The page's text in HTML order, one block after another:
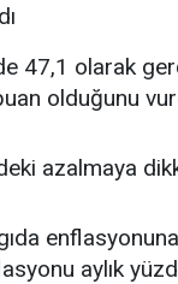
47,1 olarak
olduğunu
azalmaya
aylık